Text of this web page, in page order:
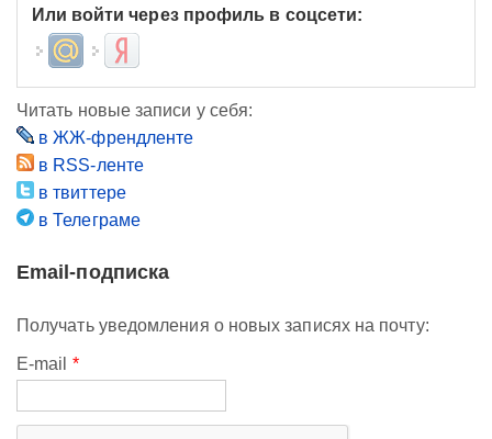
Или войти через профиль в соцсети:
Login with Mail.ruLogin with Яндекс
Читать новые записи у себя:
в ЖЖ-френдленте
в RSS-ленте
в твиттере
в Телеграме
Email-подписка
Получать уведомления о новых записях на почту:
E-mail *